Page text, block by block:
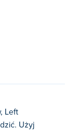
różne
który
palca, aby
aby
Left
Użyj